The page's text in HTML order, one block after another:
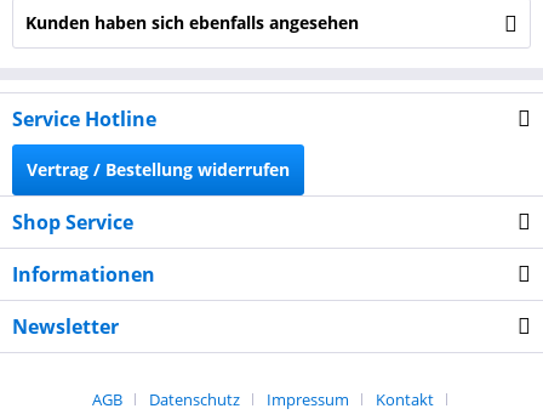
Kunden haben sich ebenfalls angesehen
Service Hotline
Vertrag / Bestellung widerrufen
Shop Service
Informationen
Newsletter
AGB Datenschutz Impressum
Kontakt